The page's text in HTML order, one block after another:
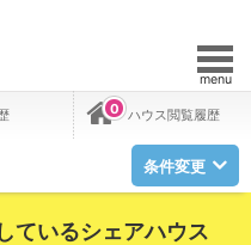
menu
ハウス閲覧履歴
0
条件変更
ているシェアハウス